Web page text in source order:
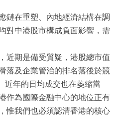
鏈在重塑、內地經濟結構在調
對中港股市構成負面影響，需
近期是備受質疑，港股總市值
落及企業管治的排名落後於競
近年的日均成交也在萎縮當
作為國際金融中心的地位正有
惟我們也必須認清香港的核心